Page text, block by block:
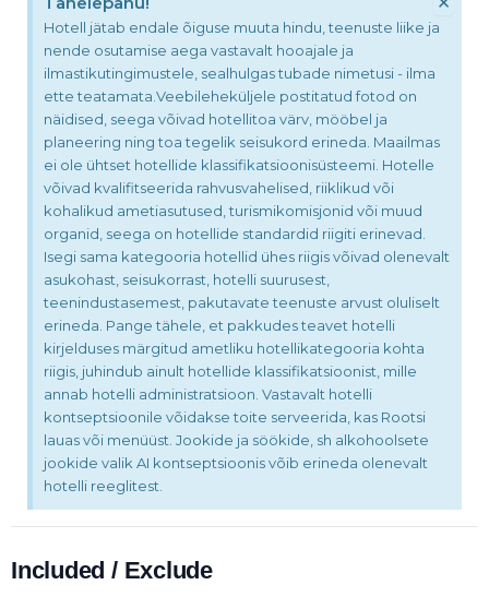
Hotell jätab endale õiguse muuta hindu, teenuste liike ja
nende osutamise aega vastavalt hooajale ja
ilmastikutingimustele, sealhulgas tubade nimetusi - ilma
ette teatamata.Veebileheküljele postitatud fotod on
näidised, seega võivad hotellitoa värv, mööbel ja
planeering ning toa tegelik seisukord erineda. Maailmas
ei ole ühtset hotellide klassifikatsioonisüsteemi. Hotelle
võivad kvalifitseerida rahvusvahelised, riiklikud või
kohalikud ametiasutused, turismikomisjonid või muud
organid, seega on hotellide standardid riigiti erinevad.
Isegi sama kategooria hotellid ühes riigis võivad olenevalt
asukohast, seisukorrast, hotelli suurusest,
teenindustasemest, pakutavate teenuste arvust oluliselt
erineda. Pange tähele, et pakkudes teavet hotelli
kirjelduses märgitud ametliku hotellikategooria kohta
riigis, juhindub ainult hotellide klassifikatsioonist, mille
annab hotelli administratsioon. Vastavalt hotelli
kontseptsioonile võidakse toite serveerida, kas Rootsi
lauas või menüüst. Jookide ja söökide, sh alkohoolsete
jookide valik AI kontseptsioonis võib erineda olenevalt
hotelli reeglitest.
Included / Exclude